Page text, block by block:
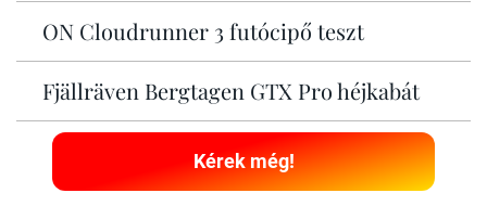
ON Cloudrunner 3 futócipő teszt
Fjällräven Bergtagen GTX Pro héjkabát
Kérek még!